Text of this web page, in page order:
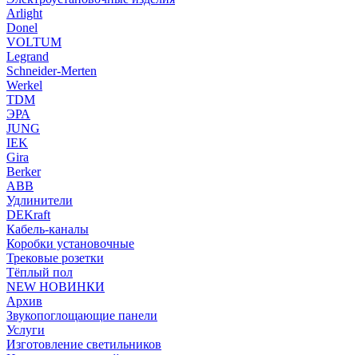
Arlight
Donel
VOLTUM
Legrand
Schneider-Merten
Werkel
TDM
ЭРА
JUNG
IEK
Gira
Berker
ABB
Удлинители
DEKraft
Кабель-каналы
Коробки установочные
Трековые розетки
Тёплый пол
NEW НОВИНКИ
Архив
Звукопоглощающие панели
Услуги
Изготовление светильников